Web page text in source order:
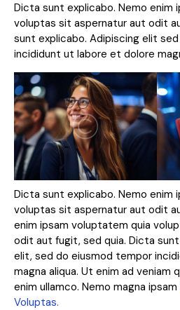
Dicta sunt explicabo. Nemo enim
voluptas sit aspernatur aut odit
sunt explicabo. Adipiscing elit
incididunt ut labore et dolore
Dicta sunt explicabo. Nemo enim
voluptas sit aspernatur aut odit
enim ipsam voluptatem quia
odit aut fugit, sed quia. Dicta
elit, sed do eiusmod tempor
magna aliqua. Ut enim ad veniam
enim ullamco. Nemo magna ipsam
Voluptas.